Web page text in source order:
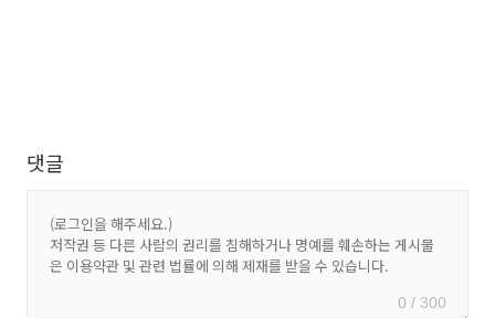
댓글
0 / 300